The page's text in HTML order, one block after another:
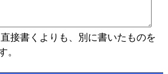
接書くよりも、別に書いたものを
。